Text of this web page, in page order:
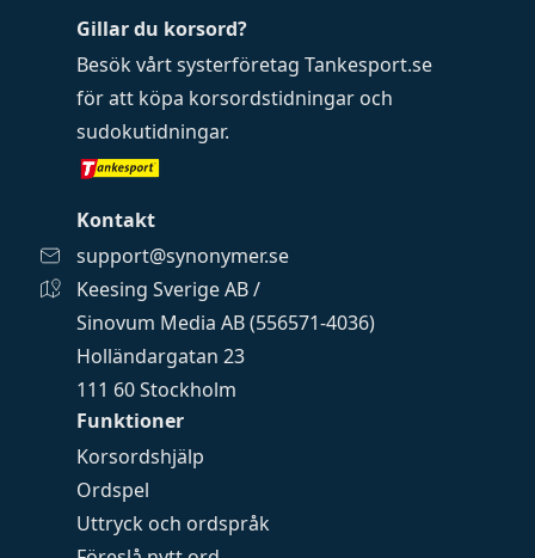
Funktioner
Korsordshjälp
Ordspel
Uttryck och ordspråk
Gillar du korsord?
Besök vårt systerföretag Tankesport.se
för att köpa korsordstidningar och
sudokutidningar.
Kontakt
support@synonymer.se
Keesing Sverige AB /
Sinovum Media AB (556571-4036)
Holländargatan 23
111 60 Stockholm